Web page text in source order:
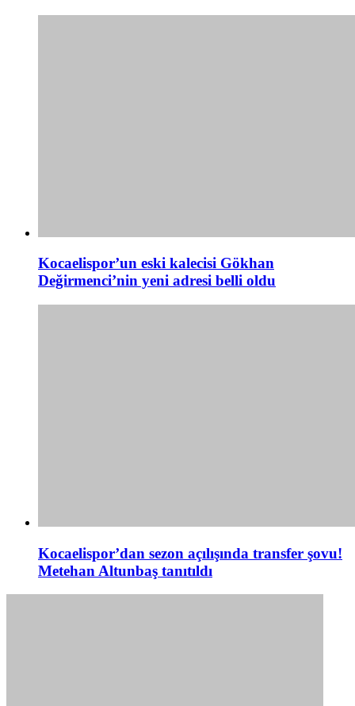
Kocaelispor’un eski kalecisi Gökhan
Değirmenci’nin yeni adresi belli oldu
Kocaelispor’dan sezon açılışında transfer şovu!
Metehan Altunbaş tanıtıldı